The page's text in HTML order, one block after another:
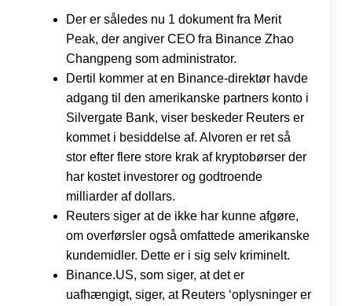
Der er således nu 1 dokument fra Merit
Peak, der angiver CEO fra Binance Zhao
Changpeng som administrator.
Dertil kommer at en Binance-direktør havde
adgang til den amerikanske partners konto i
Silvergate Bank, viser beskeder Reuters er
kommet i besiddelse af. Alvoren er ret så
stor efter flere store krak af kryptobørser der
har kostet investorer og godtroende
milliarder af dollars.
Reuters siger at de ikke har kunne afgøre,
om overførsler også omfattede amerikanske
kundemidler. Dette er i sig selv kriminelt.
Binance.US, som siger, at det er
uafhængigt, siger, at Reuters ‘oplysninger er